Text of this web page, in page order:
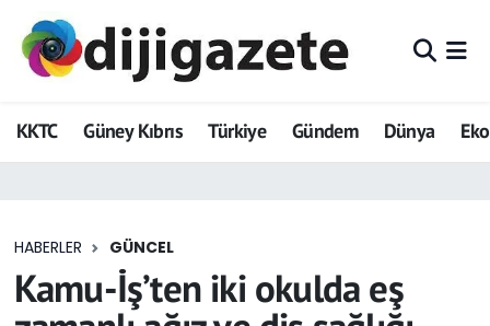
KKTC Güney Kıbrıs Türkiye Gündem Dünya
HABERLER GÜNCEL
Kamu-İş’ten iki okulda eş
ADVERTORIAL
Dijigazete
Eğitim
Ekonomi
Hava Durumu
Trafik Durumu
Tüm Manşetler
Son Dakika Haberleri